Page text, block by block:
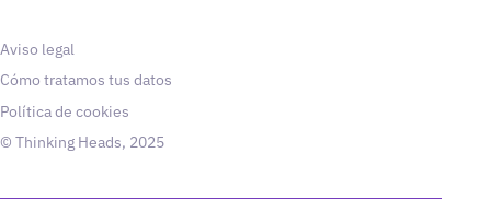
Aviso legal
Cómo tratamos tus datos
Política de cookies
© Thinking Heads, 2025